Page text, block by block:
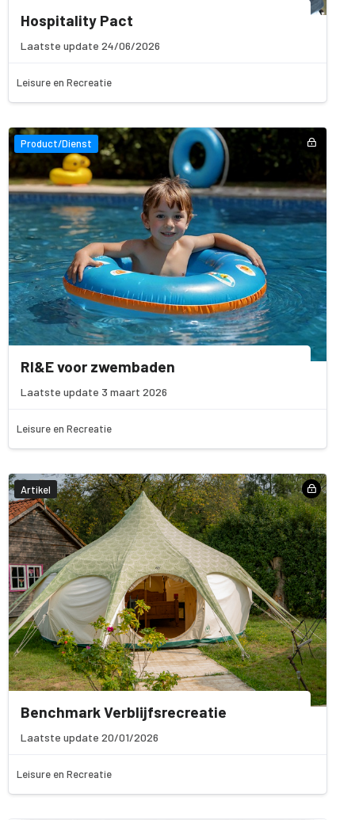
Hospitality Pact
Laatste update 24/06/2026
Leisure en Recreatie
Product/Dienst
RI&E voor zwembaden
Laatste update 3 maart 2026
Leisure en Recreatie
Artikel
Benchmark Verblijfsrecreatie
Laatste update 20/01/2026
Leisure en Recreatie